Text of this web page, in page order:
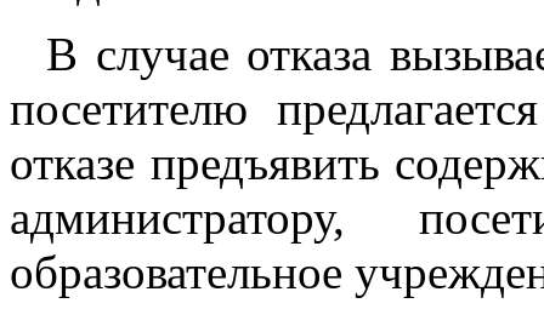
В случае отказа
посетителю
отказе предъявить
администратору,
образовательное